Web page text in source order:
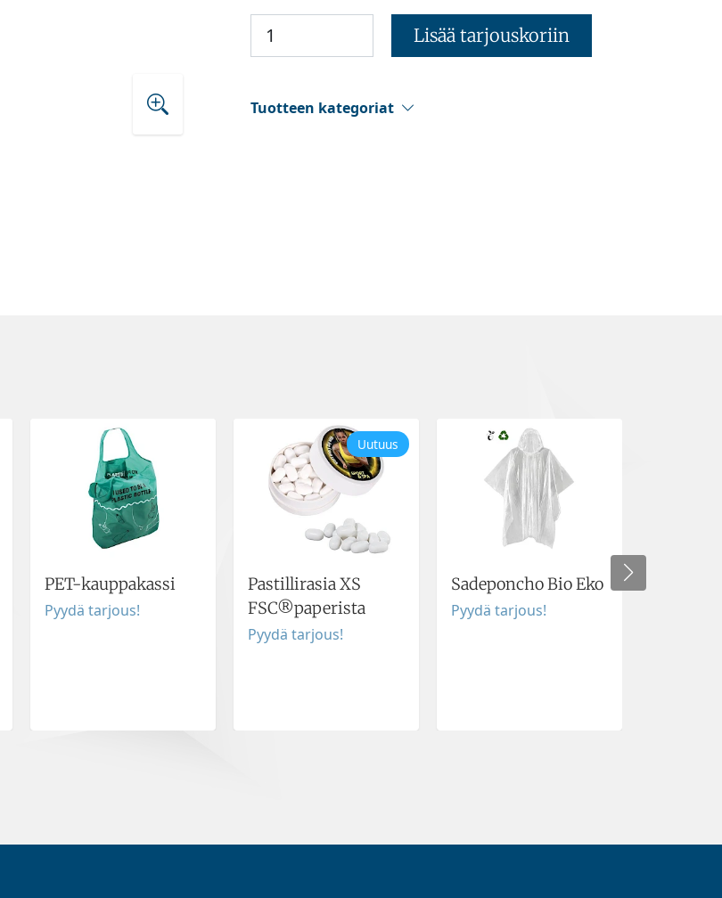
Lisää tarjouskoriin
Tuotteen kategoriat
PET-kauppakassi
Pyydä tarjous!
Uutuus
Pastillirasia XS
FSC®paperista
Pyydä tarjous!
Sadeponcho Bio Eko
Pyydä tarjous!